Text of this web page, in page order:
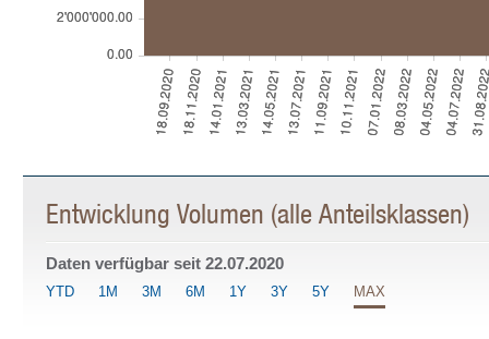
Entwicklung Volumen (alle Anteilsklassen)
Daten verfügbar seit 22.07.2020
YTD 1M 3M 6M 1Y 3Y 5Y MAX